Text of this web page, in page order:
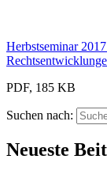
Herbstseminar
PDF, 185 KB
Suchen nach:
Neueste